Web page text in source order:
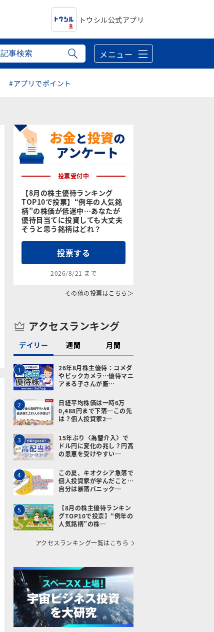
トウシル公式アプリ
メニュー
#アプリでポイント
投票受付中
【8月の株主優待ランキング
TOP10で投票】“例年の人気銘
柄”の株価が低迷中…あなたが
優待目当てに投資しても大丈夫
そうと思う銘柄はどれ？
投票する
2026/8/21 まで
その他の投票はこちら＞
アクセスランキング
デイリー 週間 月間
1
26年8月株主優待：コメダ
やビックカメラ…優待マニ
アまる子さんが厳…
2
日経平均株価は一時6万
0,488円まで下落…この先
は？個人投資家2…
3
15年ぶり〈為替介入〉で
ドル円に変化の兆し？円高
の恩恵を受けやすい…
4
この夏、キオクシア急落で
個人投資家が学んだこと…
自分は暴落パニック…
5
【8月の株主優待ランキン
グTOP10で投票】“例年の
人気銘柄”の株…
アクセスランキング一覧はこちら